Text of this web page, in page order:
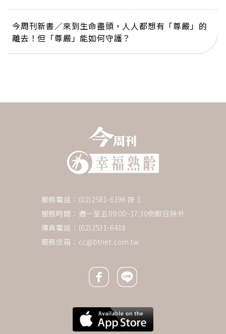
今周刊新書／來到生命盡頭，人人都想有「尊嚴」的
離去！但「尊嚴」能如何守護？
服務電話：(02)2581-6196 按 1
服務時間：週一至五09:00~17:30例假日除外
傳真電話：(02)2531-6438
服務信箱： cc@btnet.com.tw
Facebook icon
Line icon